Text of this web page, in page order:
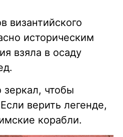
византийского
историческим
взяла в осаду
зеркал, чтобы
верить легенде,
корабли.